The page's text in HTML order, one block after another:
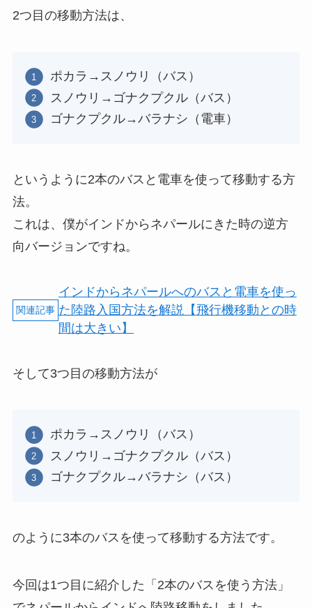
2つ目の移動方法は、
ポカラ→スノウリ（バス）
スノウリ→ゴナクプクル（バス）
ゴナクプクル→バラナシ（電車）
というように2本のバスと電車を使って移動する方
法。
これは、僕がインドからネパールにきた時の逆方
向バージョンですね。
インドからネパールへのバスと電車を使っ
た陸路入国方法を解説【飛行機移動との時
間は大きい】
そして3つ目の移動方法が
ポカラ→スノウリ（バス）
スノウリ→ゴナクプクル（バス）
ゴナクプクル→バラナシ（バス）
のように3本のバスを使って移動する方法です。
今回は1つ目に紹介した「2本のバスを使う方法」